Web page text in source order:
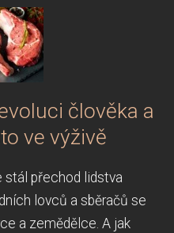
člověka a
ve výživě
stál přechod lidstva
lovců a sběračů se
a zemědělce. A jak